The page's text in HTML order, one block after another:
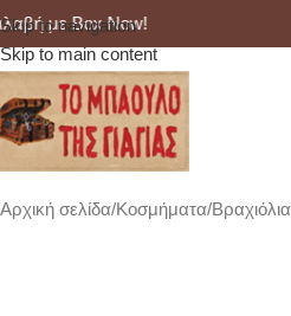
Skip to navigation
Skip to main content
με Box Now!
Αρχική σελίδα Κοσμήματα Βραχιόλια